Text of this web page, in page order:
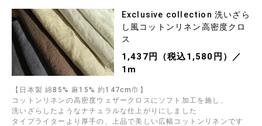
Exclusive collection 洗いざら
し風コットンリネン高密度クロ
ス
1,437円（税込1,580円）／
1m
【日本製 綿85% 麻15% 約147cm巾】
コットンリネンの高密度ウェザークロスにソフト加工を施し、
洗いざらしたようなナチュラルな仕上がりにしました
タイプライターより厚手の、上品で美しい広幅コットンリネンです